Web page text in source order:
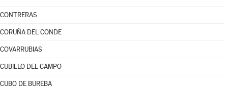
CONTRERAS
CORUÑA DEL CONDE
COVARRUBIAS
CUBILLO DEL CAMPO
CUBO DE BUREBA